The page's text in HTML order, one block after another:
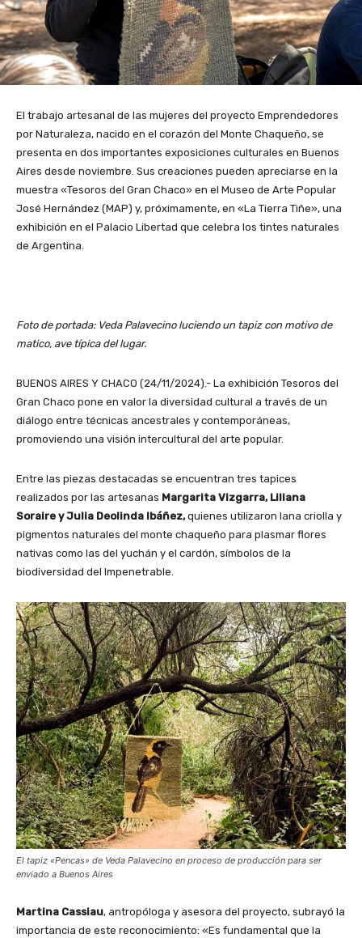
El trabajo artesanal de las mujeres del proyecto Emprendedores
por Naturaleza, nacido en el corazón del Monte Chaqueño, se
presenta en dos importantes exposiciones culturales en Buenos
Aires desde noviembre. Sus creaciones pueden apreciarse en la
muestra «Tesoros del Gran Chaco» en el Museo de Arte Popular
José Hernández (MAP) y, próximamente, en «La Tierra Tiñe», una
exhibición en el Palacio Libertad que celebra los tintes naturales
de Argentina.
Foto de portada: Veda Palavecino luciendo un tapiz con motivo de
matico, ave típica del lugar.
BUENOS AIRES Y CHACO (24/11/2024).- La exhibición Tesoros del
Gran Chaco pone en valor la diversidad cultural a través de un
diálogo entre técnicas ancestrales y contemporáneas,
promoviendo una visión intercultural del arte popular.
Entre las piezas destacadas se encuentran tres tapices
realizados por las artesanas Margarita Vizgarra, Liliana
Soraire y Julia Deolinda Ibáñez,quienes utilizaron lana criolla y
pigmentos naturales del monte chaqueño para plasmar flores
nativas como las del yuchán y el cardón, símbolos de la
biodiversidad del Impenetrable.
El tapiz «Pencas» de Veda Palavecino en proceso de producción para ser
enviado a Buenos Aires
Martina Cassiau, antropóloga y asesora del proyecto, subrayó la
importancia de este reconocimiento: «Es fundamental que la